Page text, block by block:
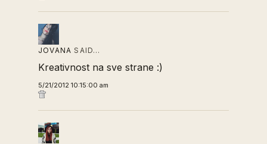
JOVANA SAID…
Kreativnost na sve strane :)
5/21/2012 10:15:00 am